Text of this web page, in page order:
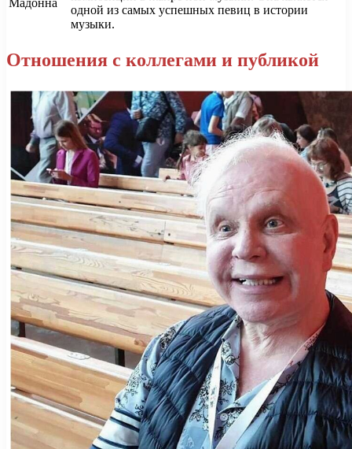
одной из самых успешных певиц в истории
музыки.
Отношения с коллегами и публикой